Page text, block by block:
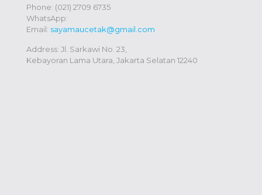
Phone: (021) 2709 6735
WhatsApp:
Email: sayamaucetak@gmail.com
Address: Jl. Sarkawi No. 23,
Kebayoran Lama Utara, Jakarta Selatan 12240